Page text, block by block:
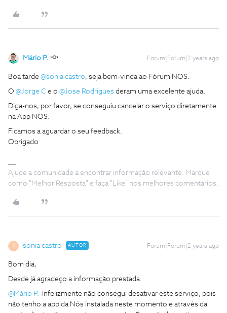
Mário P. Forum|Forum|2 years ago
Boa tarde @sonia castro, seja bem-vinda ao Fórum NOS.
O @Jorge C e o @Jose Rodrigues deram uma excelente ajuda.
Diga-nos, por favor, se conseguiu cancelar o serviço diretamente
na App NOS.
Ficamos a aguardar o seu feedback.
Obrigado
Ajude a comunidade a encontrar informação relevante. Marque
como "Melhor Resposta" e faça "Like" nos melhores comentários.
S sonia castro AUTOR Forum|Forum|2 years ago
Bom dia,
Desde já agradeço a informação prestada.
@Mário P. Infelizmente não consegui desativar este serviço, pois
não tenho a app da Nós instalada neste momento e através da